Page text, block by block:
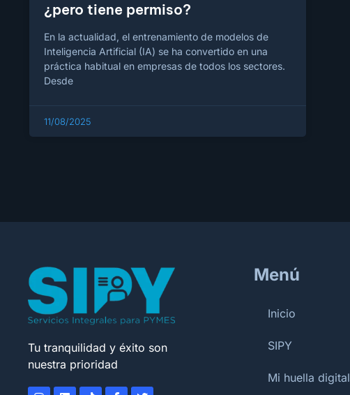
¿pero tiene permiso?
En la actualidad, el entrenamiento de modelos de
Inteligencia Artificial (IA) se ha convertido en una
práctica habitual en empresas de todos los sectores.
Desde
11/08/2025
Tu tranquilidad y éxito son
nuestra prioridad
Menú
Inicio
SIPY
Mi huella digital